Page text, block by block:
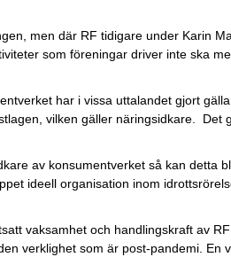
men där RF tidigare under Karin
som föreningar driver inte ska
har i vissa uttalandet gjort
vilken gäller näringsidkare. Det
av konsumentverket så kan detta
ideell organisation inom
vaksamhet och handlingskraft av
verklighet som är post-pandemi. En